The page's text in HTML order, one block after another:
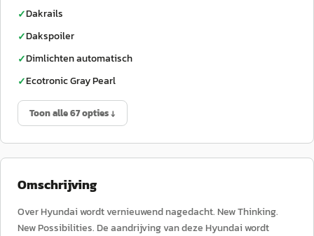
✓Dakrails
✓Dakspoiler
✓Dimlichten automatisch
✓Ecotronic Gray Pearl
Toon alle 67 opties ↓
Omschrijving
Over Hyundai wordt vernieuwend nagedacht. New Thinking.
New Possibilities. De aandrijving van deze Hyundai wordt